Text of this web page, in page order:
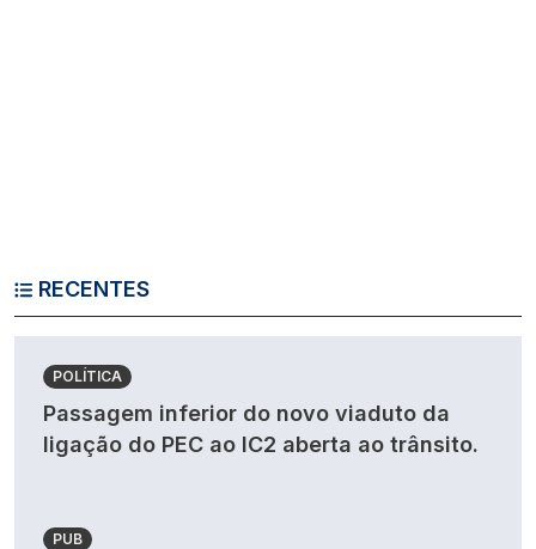
RECENTES
POLÍTICA
Passagem inferior do novo viaduto da
ligação do PEC ao IC2 aberta ao trânsito.
PUB